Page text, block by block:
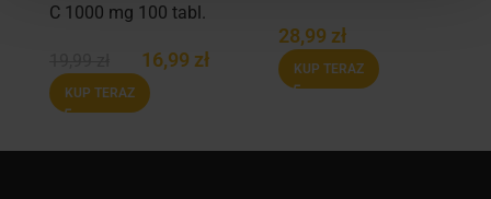
C 1000 mg 100 tabl.
16,99 zł
KUP TERAZ
28,99 zł
KUP TERAZ